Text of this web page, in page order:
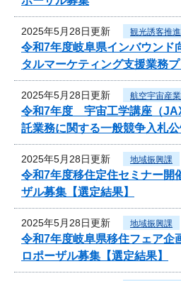
2025年5月28日更新 観光誘客推
令和7年度岐阜県インバウンド
タルマーケティング支援業務
2025年5月28日更新 航空宇宙産
令和7年度 宇宙工学講座（
託業務に関する一般競争入札
2025年5月28日更新 地域振興課
令和7年度移住定住セミナー
ザル募集【選定結果】
2025年5月28日更新 地域振興課
令和7年度岐阜県移住フェア
ロポーザル募集【選定結果】